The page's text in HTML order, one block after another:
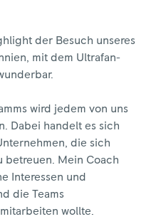
der Besuch unseres
mit dem Ultrafan-
wird jedem von uns
Dabei handelt es sich
die sich
betreuen. Mein Coach
Interessen und
die Teams
wollte.